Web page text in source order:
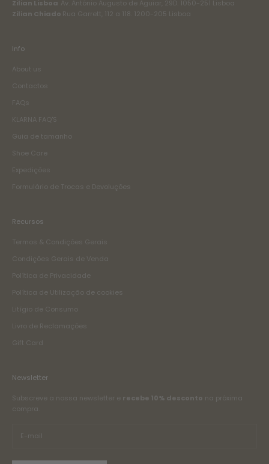
Zilian Lisboa Av. António Augusto de Aguiar, 29D. 1050-251 Lisboa
Zilian Chiado Rua Garrett, 112 a 118. 1200-205 Lisboa
Info
About us
Contactos
FAQs
KLARNA FAQ'S
Guia de tamanho
Shoe Care
Expedições
Formulário de Trocas e Devoluções
Recursos
Termos & Condições Gerais
Condições Gerais de Venda
Política de Privacidade
Política de Utilização de cookies
Litígio de Consumo
Livro de Reclamações
Gift Card
Newsletter
Subscreve a nossa newsletter e recebe 10% desconto na próxima
compra.